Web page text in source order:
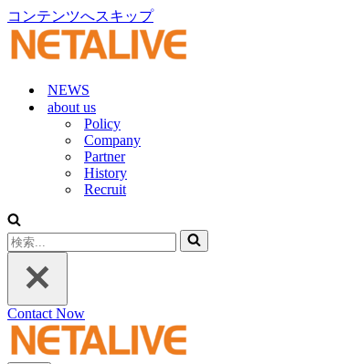
コンテンツへスキップ
NEWS
about us
Policy
Company
Partner
History
Recruit
検
索...
Contact Now